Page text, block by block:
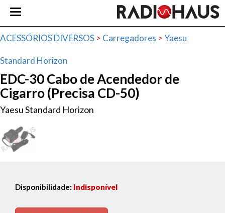
ACESSÓRIOS DIVERSOS > Carregadores >Yaesu
Standard Horizon
EDC-30 Cabo de Acendedor de
Cigarro (Precisa CD-50)
Yaesu Standard Horizon
Disponibilidade: Indisponível